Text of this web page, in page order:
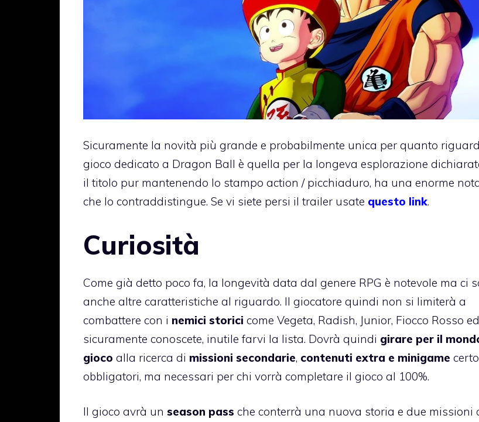
Sicuramente la novità più grande e probabilmente unica per quanto
gioco dedicato a Dragon Ball è quella per la longeva esplorazione
il titolo pur mantenendo lo stampo action / picchiaduro, ha una enorme
che lo contraddistingue. Se vi siete persi il trailer usate questo link.
Curiosità
Come già detto poco fa, la longevità data dal genere RPG è notevole ma ci
anche altre caratteristiche al riguardo. Il giocatore quindi non si limiterà a
combattere con i nemici storici come Vegeta, Radish, Junior, Fiocco Rosso
sicuramente conoscete, inutile farvi la lista. Dovrà quindi girare per il
gioco alla ricerca di missioni secondarie, contenuti extra e minigame
obbligatori, ma necessari per chi vorrà completare il gioco al 100%.
Il gioco avrà un season pass che conterrà una nuova storia e due missioni